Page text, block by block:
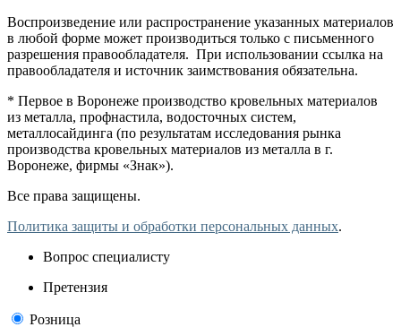
Воспроизведение или распространение указанных материалов
в любой форме может производиться только с письменного
разрешения правообладателя. При использовании ссылка на
правообладателя и источник заимствования обязательна.
* Первое в Воронеже производство кровельных материалов
из металла, профнастила, водосточных систем,
металлосайдинга (по результатам исследования рынка
производства кровельных материалов из металла в г.
Воронеже, фирмы «Знак»).
Все права защищены.
Политика защиты и обработки персональных данных.
Вопрос специалисту
Претензия
Розница